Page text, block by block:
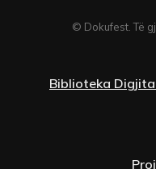
© Dokufest. Të
Biblioteka